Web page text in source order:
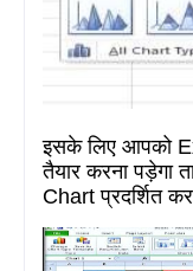
इसके लिए आपको
तैयार करना पड़ेगा
Chartप्रदर्शित